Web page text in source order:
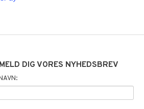
DIG VORES NYHEDSBREV